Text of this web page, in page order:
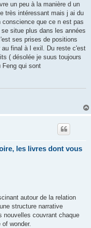
un peu à la manière d un
très intéressant mais j ai du
que ce n est pas
situe plus dans les années
ses prises de positions
final à l exil. Du reste c'est
( désolée je suus toujours
Feng qui sont
les livres dont vous
autour de la relation
structure narrative
nouvelles couvrant chaque
wonder.